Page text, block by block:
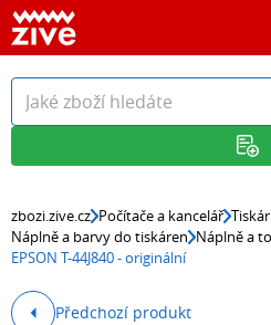
zbozi.zive.cz Počítače a kancelář
Náplně a barvy do tiskáren Náplně a
EPSON T-44J840 - originální
Předchozí produkt